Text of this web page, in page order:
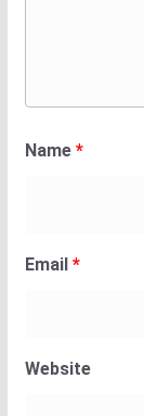
Name *
Email *
Website